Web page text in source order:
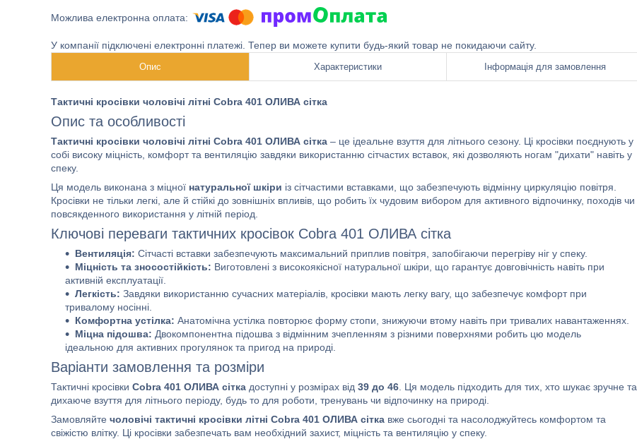
У компанії підключені електронні платежі. Тепер ви можете купити будь-який товар не покидаючи сайту.
Опис Характеристики Інформація для замовлення
Тактичні кросівки чоловічі літні Cobra 401 ОЛИВА сітка
Опис та особливості
Тактичні кросівки чоловічі літні Cobra 401 ОЛИВА сітка – це ідеальне взуття для літнього сезону. Ці кросівки поєднують у
собі високу міцність, комфорт та вентиляцію завдяки використанню сітчастих вставок, які дозволяють ногам "дихати" навіть у
спеку.
Ця модель виконана з міцної натуральної шкіри із сітчастими вставками, що забезпечують відмінну циркуляцію повітря.
Кросівки не тільки легкі, але й стійкі до зовнішніх впливів, що робить їх чудовим вибором для активного відпочинку, походів чи
повсякденного використання у літній період.
Ключові переваги тактичних кросівок Cobra 401 ОЛИВА сітка
Вентиляція: Сітчасті вставки забезпечують максимальний приплив повітря, запобігаючи перегріву ніг у спеку.
Міцність та зносостійкість: Виготовлені з високоякісної натуральної шкіри, що гарантує довговічність навіть при
активній експлуатації.
Легкість: Завдяки використанню сучасних матеріалів, кросівки мають легку вагу, що забезпечує комфорт при
тривалому носінні.
Комфортна устілка: Анатомічна устілка повторює форму стопи, знижуючи втому навіть при тривалих навантаженнях.
Міцна підошва: Двокомпонентна підошва з відмінним зчепленням з різними поверхнями робить цю модель
ідеальною для активних прогулянок та пригод на природі.
Варіанти замовлення та розміри
Тактичні кросівки Cobra 401 ОЛИВА сітка доступні у розмірах від 39 до 46 . Ця модель підходить для тих, хто шукає зручне та
дихаюче взуття для літнього періоду, будь то для роботи, тренувань чи відпочинку на природі.
Замовляйте чоловічі тактичні кросівки літні Cobra 401 ОЛИВА сітка вже сьогодні та насолоджуйтесь комфортом та
свіжістю влітку. Ці кросівки забезпечать вам необхідний захист, міцність та вентиляцію у спеку.